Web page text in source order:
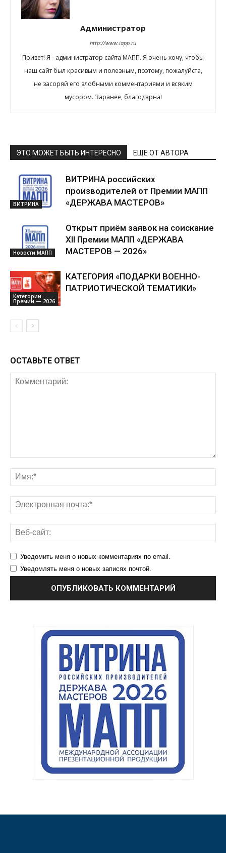
Администратор
http://www.iapp.ru
Привет! Я - администратор сайта МАПП. Я очень хочу, чтобы
наш сайт был красивым и полезным, поэтому, пожалуйста,
не засоряй его злобными комментариями и всяким
мусором. Заранее, благодарна!
ЭТО МОЖЕТ БЫТЬ ИНТЕРЕСНО ЕЩЕ ОТ АВТОРА
ВИТРИНА
ВИТРИНА российских
производителей от Премии МАПП
«ДЕРЖАВА МАСТЕРОВ»
Новости МАПП
Открыт приём заявок на соискание
XII Премии МАПП «ДЕРЖАВА
МАСТЕРОВ — 2026»
Категории
Премии — 2026
КАТЕГОРИЯ «ПОДАРКИ ВОЕННО-
ПАТРИОТИЧЕСКОЙ ТЕМАТИКИ»
ОСТАВЬТЕ ОТВЕТ
Уведомить меня о новых комментариях по email.
Уведомлять меня о новых записях почтой.